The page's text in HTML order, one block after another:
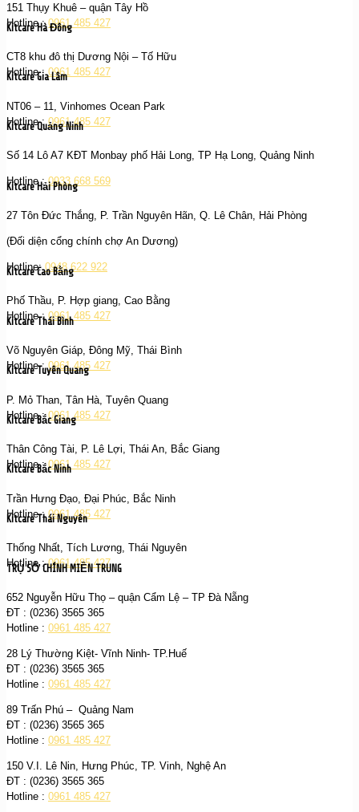
151 Thụy Khuê – quận Tây Hồ
Hotline :0961 485 427
Kitcare Hà Đông
CT8 khu đô thị Dương Nội – Tố Hữu
Hotline :0961 485 427
Kitcare Gia Lâm
NT06 – 11, Vinhomes Ocean Park
Hotline :0961 485 427
Kitcare Quảng Ninh
Số 14 Lô A7 KĐT Monbay phố Hải Long, TP Hạ Long, Quảng Ninh
Hotline :0933 668 569
Kitcare Hải Phòng
27 Tôn Đức Thắng, P. Trần Nguyên Hãn, Q. Lê Chân, Hải Phòng
(Đối diện cổng chính chợ An Dương)
Hotline:0948 622 922
Kitcare Cao Bằng
Phố Thầu, P. Hợp giang, Cao Bằng
Hotline :0961 485 427
Kitcare Thái Bình
Võ Nguyên Giáp, Đông Mỹ, Thái Bình
Hotline :0961 485 427
Kitcare Tuyên Quang
P. Mỏ Than, Tân Hà, Tuyên Quang
Hotline :0961 485 427
Kitcare Bắc Giang
Thân Công Tài, P. Lê Lợi, Thái An, Bắc Giang
Hotline :0961 485 427
Kitcare Bắc Ninh
Trần Hưng Đạo, Đại Phúc, Bắc Ninh
Hotline :0961 485 427
Kitcare Thái Nguyên
Thống Nhất, Tích Lương, Thái Nguyên
Hotline :0961 485 427
TRỤ SỞ CHÍNH MIỀN TRUNG
652 Nguyễn Hữu Thọ – quận Cẩm Lệ – TP Đà Nẵng
ĐT : (0236) 3565 365‬
Hotline : 0961 485 427
28 Lý Thường Kiệt- Vĩnh Ninh- TP.Huế
ĐT : (0236) 3565 365‬
Hotline : 0961 485 427
89 Trấn Phú – Quảng Nam
ĐT : (0236) 3565 365‬
Hotline : 0961 485 427
150 V.I. Lê Nin, Hưng Phúc, TP. Vinh, Nghệ An
ĐT : (0236) 3565 365‬
Hotline : 0961 485 427